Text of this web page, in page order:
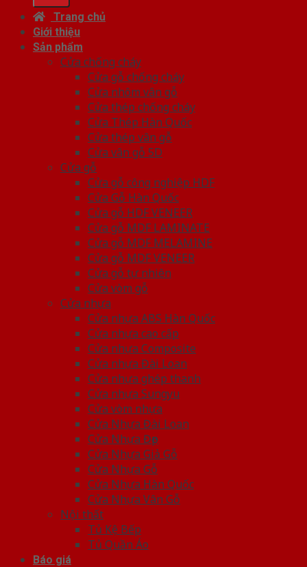
Trang chủ
Giới thiệu
Sản phẩm
Cửa chống cháy
Cửa gỗ chống cháy
Cửa nhôm vân gỗ
Cửa thép chống cháy
Cửa Thép Hàn Quốc
Cửa thép vân gỗ
Cửa vân gỗ 5D
Cửa gỗ
Cửa gỗ công nghiệp HDF
Cửa Gỗ Hàn Quốc
Cửa gỗ HDF VENEER
Cửa gỗ MDF LAMINATE
Cửa gỗ MDF MELAMINE
Cửa gỗ MDF VENEER
Cửa gỗ tự nhiên
Cửa vòm gỗ
Cửa nhựa
Cửa nhựa ABS Hàn Quốc
Cửa nhựa cao cấp
Cửa nhựa Composite
Cửa nhựa Đài Loan
Cửa nhựa ghép thanh
Cửa nhựa Sungyu
Cửa vòm nhựa
Cửa Nhựa Đài Loan
Cửa Nhựa Đẹp
Cửa Nhựa Giả Gỗ
Cửa Nhựa Gỗ
Cửa Nhựa Hàn Quốc
Cửa Nhựa Vân Gỗ
Nội thất
Tủ Kệ Bếp
Tủ Quần Áo
Báo giá